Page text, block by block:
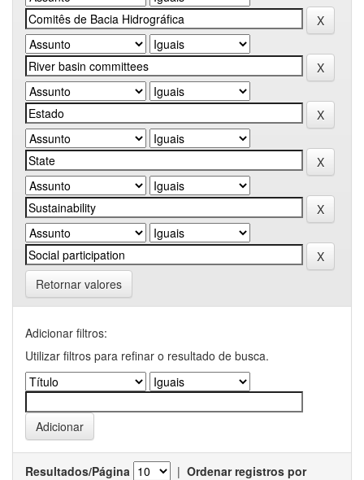
Retornar valores
Adicionar filtros:
Utilizar filtros para refinar o resultado de busca.
Resultados/Página | Ordenar registros por